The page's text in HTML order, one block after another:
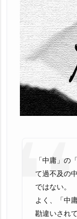
「中庸」の
て過不及の
ではない。
よく、「中
勘違いされ